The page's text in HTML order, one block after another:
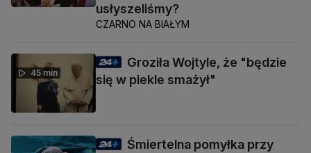
usłyszeliśmy?
CZARNO NA BIAŁYM
45 min
Groziła Wojtyle, że "będzie
się w piekle smażył"
Śmiertelna pomyłka przy